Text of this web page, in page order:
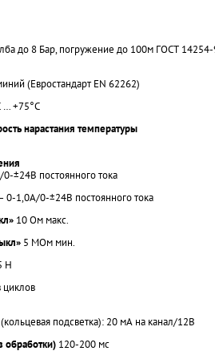
до 8 Бар, погружение до 100м ГОСТ
(Евростандарт EN 62262)
… +75°С
нарастания температуры
±24В постоянного тока
0-1,0А/0-±24В постоянного тока
10 Ом макс.
5 МОм мин.
Н
подсветка): 20 мА на канал/12В
обработки) 120-200 мс